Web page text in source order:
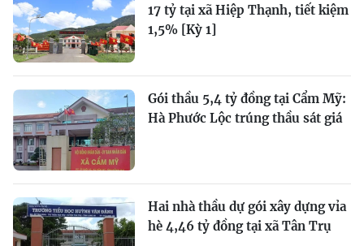
17 tỷ tại xã Hiệp Thạnh, tiết kiệm
1,5% [Kỳ 1]
Gói thầu 5,4 tỷ đồng tại Cẩm Mỹ:
Hà Phước Lộc trúng thầu sát giá
Hai nhà thầu dự gói xây dựng vỉa
hè 4,46 tỷ đồng tại xã Tân Trụ